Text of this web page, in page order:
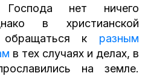
нет ничего
в христианской
обращаться к разным
в тех случаях и делах, в
на земле.